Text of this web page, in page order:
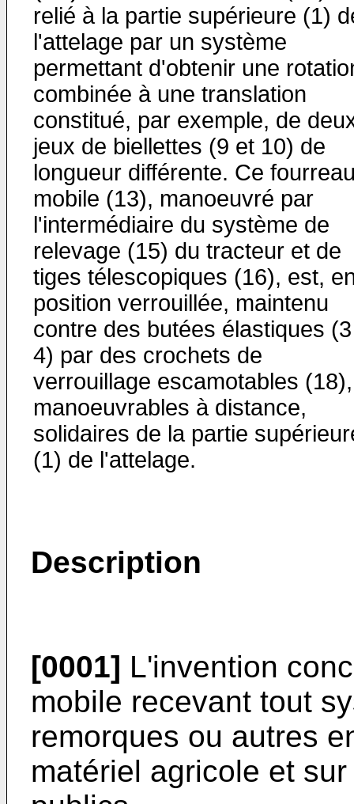
relié à la partie supérieure (1)
l'attelage par un système
permettant d'obtenir une
combinée à une translation
constitué, par exemple, de
jeux de biellettes (9 et 10) de
longueur différente. Ce
mobile (13), manoeuvré par
l'intermédiaire du système de
relevage (15) du tracteur et de
tiges télescopiques (16), est,
position verrouillée, maintenu
contre des butées élastiques
4) par des crochets de
verrouillage escamotables (18),
manoeuvrables à distance,
solidaires de la partie
(1) de l'attelage.
Description
[0001] L'invention
mobile recevant tout
remorques ou autres
matériel agricole et